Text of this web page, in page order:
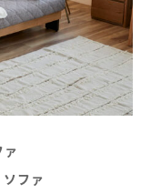
ァ
ファ